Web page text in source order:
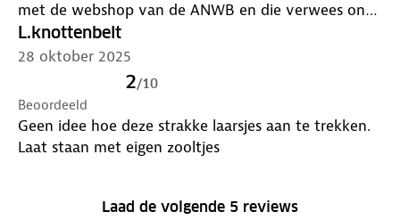
met de webshop van de ANWB en die verwees ons
met een tel. nr. naar Travelin, die met een oplossing
zou komen. Van zowel ANWB als Travelin nooit
meer wat gehoord.
L.knottenbelt
28 oktober 2025
2/10
Beoordeeld
Geen idee hoe deze strakke laarsjes aan te trekken.
Laat staan met eigen zooltjes
Laad de volgende 5 reviews